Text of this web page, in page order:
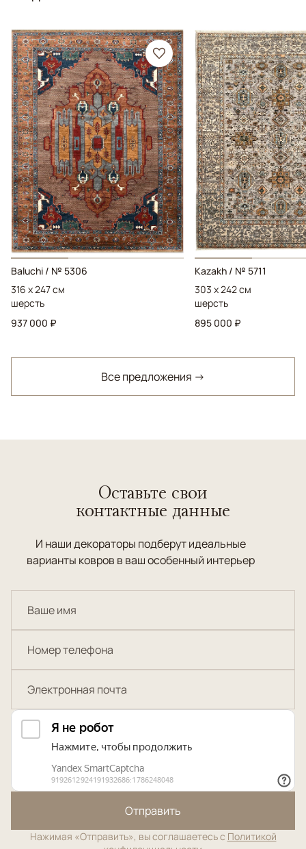
Baluchi / № 5306
316 x 247 см
шерсть
937 000 ₽
Kazakh / № 5711
303 x 242 см
шерсть
895 000 ₽
Все предложения →
Оставьте свои
контактные данные
И наши декораторы подберут идеальные
варианты ковров в ваш особенный интерьер
Отправить
Нажимая «Отправить», вы соглашаетесь с Политикой